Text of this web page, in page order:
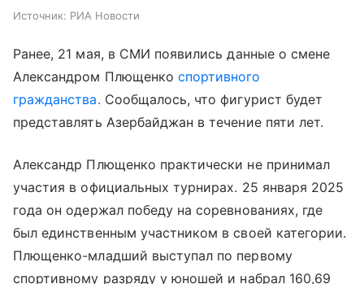
Источник: РИА Новости
Ранее, 21 мая, в СМИ появились данные о смене
Александром Плющенкоспортивного
гражданства. Сообщалось, что фигурист будет
представлять Азербайджан в течение пяти лет.
Александр Плющенко практически не принимал
участия в официальных турнирах. 25 января 2025
года он одержал победу на соревнованиях, где
был единственным участником в своей категории.
Плющенко-младший выступал по первому
спортивному разряду у юношей и набрал 160,69